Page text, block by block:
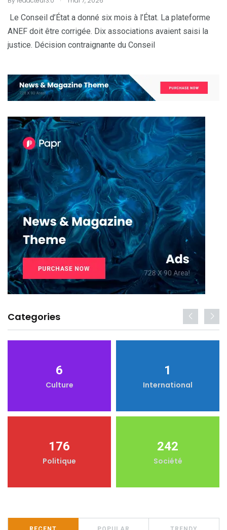
Le Conseil d’État a donné six mois à l’État. La plateforme
ANEF doit être corrigée. Dix associations avaient saisi la
justice. Décision contraignante du Conseil
Categories
6
Culture
1
International
176
Politique
242
Société